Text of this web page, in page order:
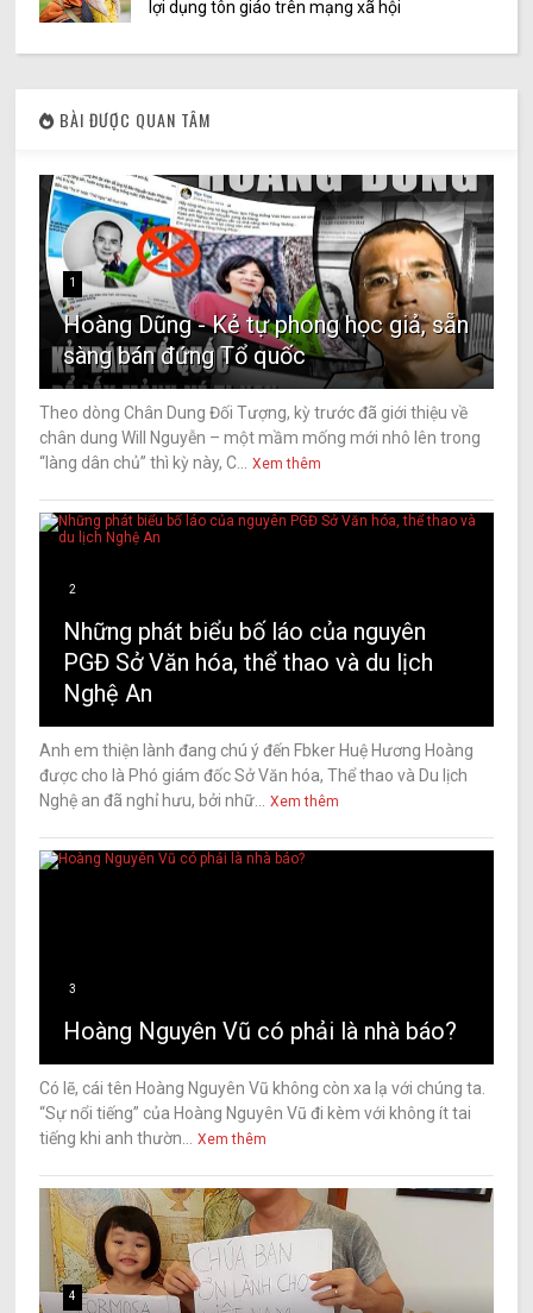
lợi dụng tôn giáo trên mạng xã hội
BÀI ĐƯỢC QUAN TÂM
1
Hoàng Dũng - Kẻ tự phong học giả, sẵn
sàng bán đứng Tổ quốc
Theo dòng Chân Dung Đối Tượng, kỳ trước đã giới thiệu về
chân dung Will Nguyễn – một mầm mống mới nhô lên trong
“làng dân chủ” thì kỳ này, C...
Xem thêm
2
Những phát biểu bố láo của nguyên
PGĐ Sở Văn hóa, thể thao và du lịch
Nghệ An
Anh em thiện lành đang chú ý đến Fbker Huệ Hương Hoàng
được cho là Phó giám đốc Sở Văn hóa, Thể thao và Du lịch
Nghệ an đã nghỉ hưu, bởi nhữ...
Xem thêm
3
Hoàng Nguyên Vũ có phải là nhà báo?
Có lẽ, cái tên Hoàng Nguyên Vũ không còn xa lạ với chúng ta.
“Sự nổi tiếng” của Hoàng Nguyên Vũ đi kèm với không ít tai
tiếng khi anh thườn...
Xem thêm
4